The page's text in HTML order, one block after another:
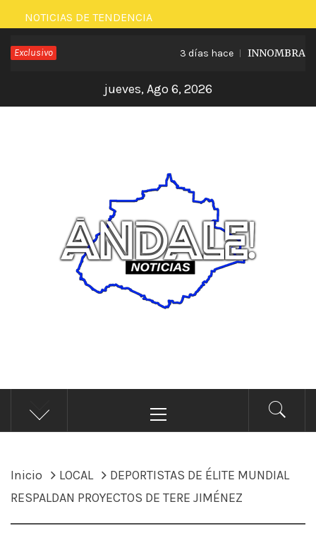
Saltar
al
contenido
NOTICIAS DE TENDENCIA
Exclusivo 3 días hace INNOMBRABLE
jueves, Ago 6, 2026
ÁNDALE NOTICIAS
Noticias
principal
Inicio LOCAL
DEPORTISTAS DE ÉLITE MUNDIAL
RESPALDAN PROYECTOS DE TERE JIMÉNEZ